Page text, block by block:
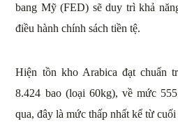
bang Mỹ (FED) sẽ duy trì khả
điều hành chính sách tiền tệ.
Hiện tồn kho Arabica đạt chuẩn
8.424 bao (loại 60kg), về mức
qua, đây là mức thấp nhất kể từ